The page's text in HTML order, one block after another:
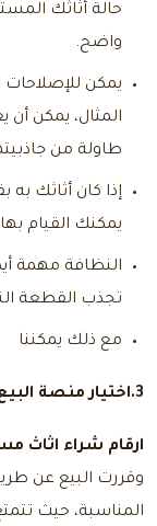
حالة أثاثك
واضح.
يمكن
المثال، يمكن أن
طاولة من
إذا كان أثاثك
يمكنك القيام
النظافة مهمة
تجذب القطعة
مع ذلك يمكننا
3.اختيار منصة البيع
ارقام شراء اثاث
وقررت البيع عن
المناسبة، حيث